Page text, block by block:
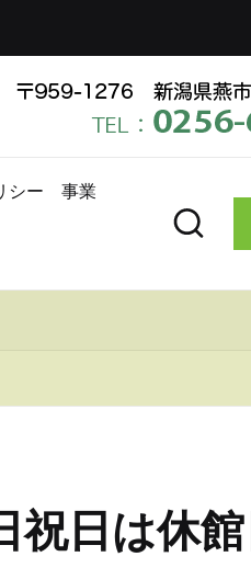
シー 事業
日は休館